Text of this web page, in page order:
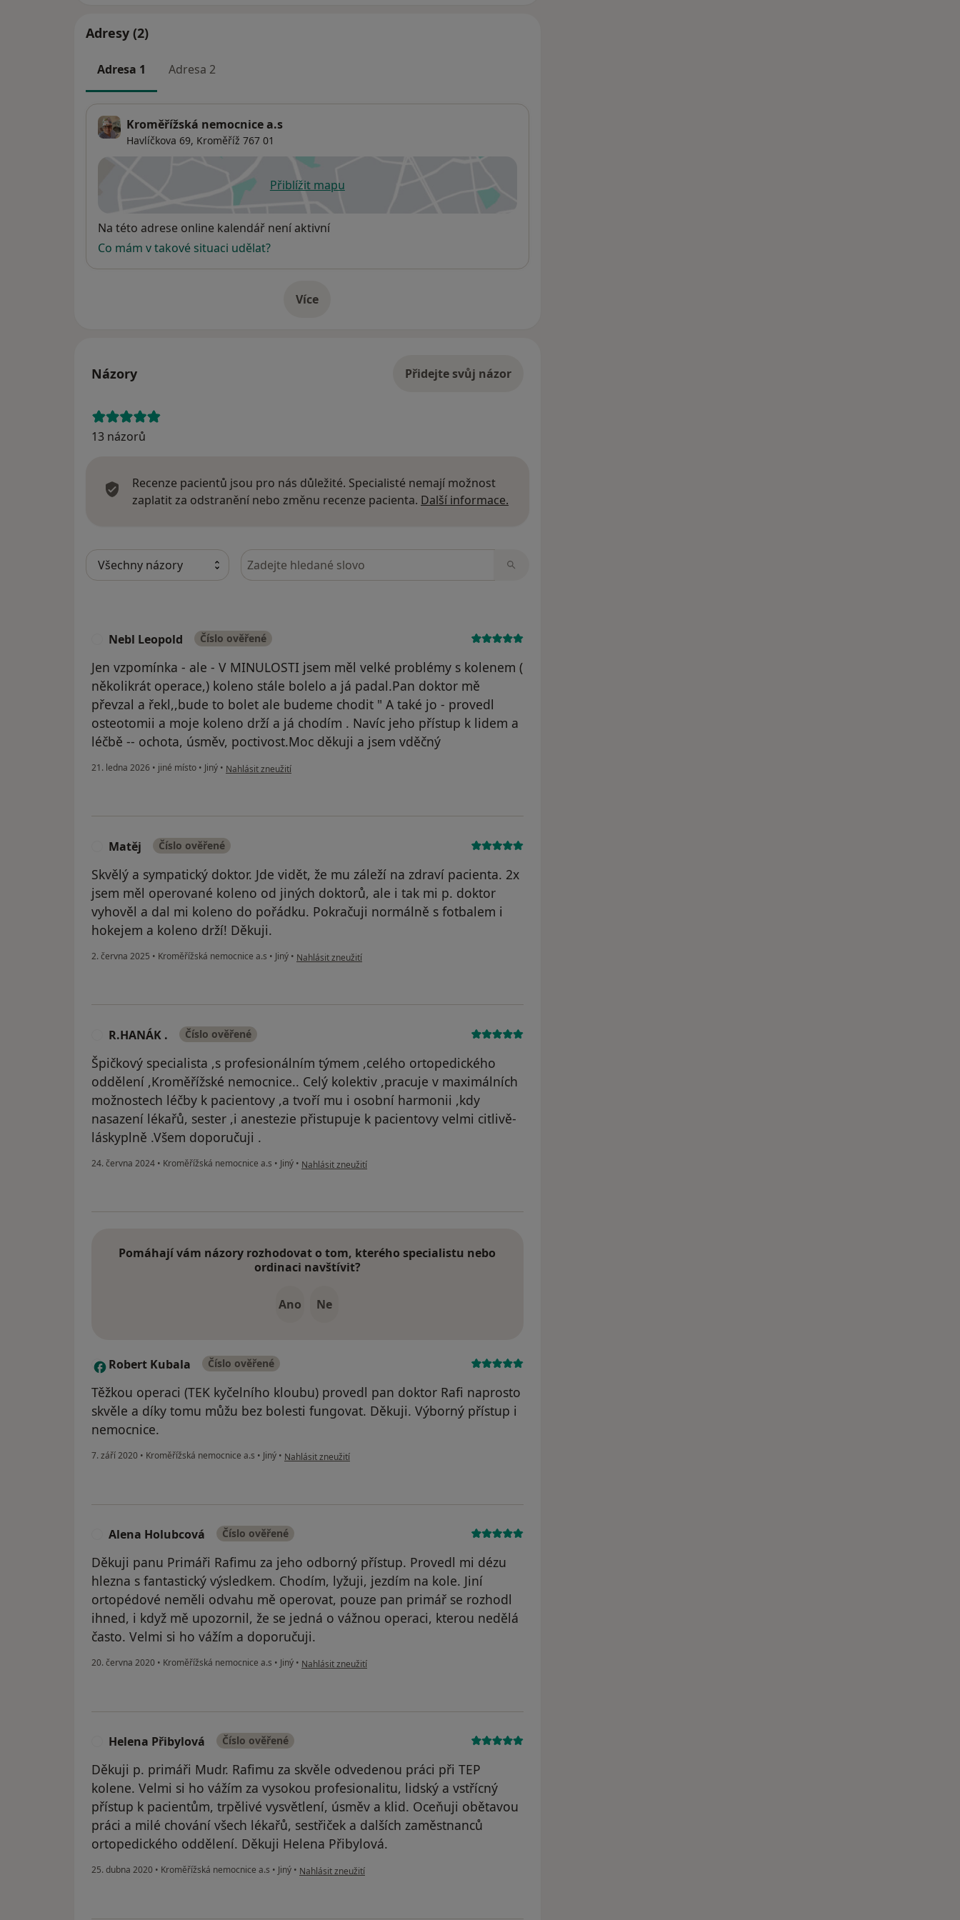
Adresy (2)
Adresa 1 Adresa 2
Kroměřížská nemocnice a.s
Havlíčkova 69, Kroměříž 767 01
Přiblížit mapuse otevře v nové záložce
Dostupnost
Na této adrese online kalendář není aktivní
Co mám v takové situaci udělat?
Víceo adrese
Názory Přidejte svůj názor
13 názorů
Recenze pacientů jsou pro nás důležité. Specialisté nemají možnost
zaplatit za odstranění nebo změnu recenze pacienta. Další informace.
Hledejte v názorech
Nebl Leopold Číslo ověřené
Jen vzpomínka - ale - V MINULOSTI jsem měl velké problémy s kolenem (
několikrát operace,) koleno stále bolelo a já padal.Pan doktor mě
převzal a řekl,,bude to bolet ale budeme chodit " A také jo - provedl
osteotomii a moje koleno drží a já chodím . Navíc jeho přístup k lidem a
léčbě -- ochota, úsměv, poctivost.Moc děkuji a jsem vděčný
21. ledna 2026 • jiné místo • Jiný • podle názoru uživatele Nebl Leopold
Nahlásit zneužití
Matěj Číslo ověřené
Skvělý a sympatický doktor. Jde vidět, že mu záleží na zdraví pacienta. 2x
jsem měl operované koleno od jiných doktorů, ale i tak mi p. doktor
vyhověl a dal mi koleno do pořádku. Pokračuji normálně s fotbalem i
hokejem a koleno drží! Děkuji.
2. června 2025 • Kroměřížská nemocnice a.s • Jiný • podle názoru uživatele Matěj
Nahlásit zneužití
R.HANÁK . Číslo ověřené
Špičkový specialista ,s profesionálním týmem ,celého ortopedického
oddělení ,Kroměřížské nemocnice.. Celý kolektiv ,pracuje v maximálních
možnostech léčby k pacientovy ,a tvoří mu i osobní harmonii ,kdy
nasazení lékařů, sester ,i anestezie přistupuje k pacientovy velmi citlivě-
láskyplně .Všem doporučuji .
24. června 2024 • Kroměřížská nemocnice a.s • Jiný • podle názoru uživatele R.HANÁK .
Nahlásit zneužití
Pomáhají vám názory rozhodovat o tom, kterého specialistu nebo
ordinaci navštívit?
Ano Ne
R Robert Kubala Číslo ověřené
Těžkou operaci (TEK kyčelního kloubu) provedl pan doktor Rafi naprosto
skvěle a díky tomu můžu bez bolesti fungovat. Děkuji. Výborný přístup i
nemocnice.
7. září 2020 • Kroměřížská nemocnice a.s • Jiný • podle názoru uživatele Robert Kubala
Nahlásit zneužití
Alena Holubcová Číslo ověřené
Děkuji panu Primáři Rafimu za jeho odborný přístup. Provedl mi dézu
hlezna s fantastický výsledkem. Chodím, lyžuji, jezdím na kole. Jiní
ortopédové neměli odvahu mě operovat, pouze pan primář se rozhodl
ihned, i když mě upozornil, že se jedná o vážnou operaci, kterou nedělá
často. Velmi si ho vážím a doporučuji.
20. června 2020 • Kroměřížská nemocnice a.s • Jiný • podle názoru uživatele Alena Holubcová
Nahlásit zneužití
Helena Přibylová Číslo ověřené
Děkuji p. primáři Mudr. Rafimu za skvěle odvedenou práci při TEP
kolene. Velmi si ho vážím za vysokou profesionalitu, lidský a vstřícný
přístup k pacientům, trpělivé vysvětlení, úsměv a klid. Oceňuji obětavou
práci a milé chování všech lékařů, sestřiček a dalších zaměstnanců
ortopedického oddělení. Děkuji Helena Přibylová.
25. dubna 2020 • Kroměřížská nemocnice a.s • Jiný • podle názoru uživatele Helena Přibylová
Nahlásit zneužití